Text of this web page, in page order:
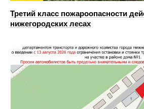
Третий класс пожароопасности
нижегородских лесах